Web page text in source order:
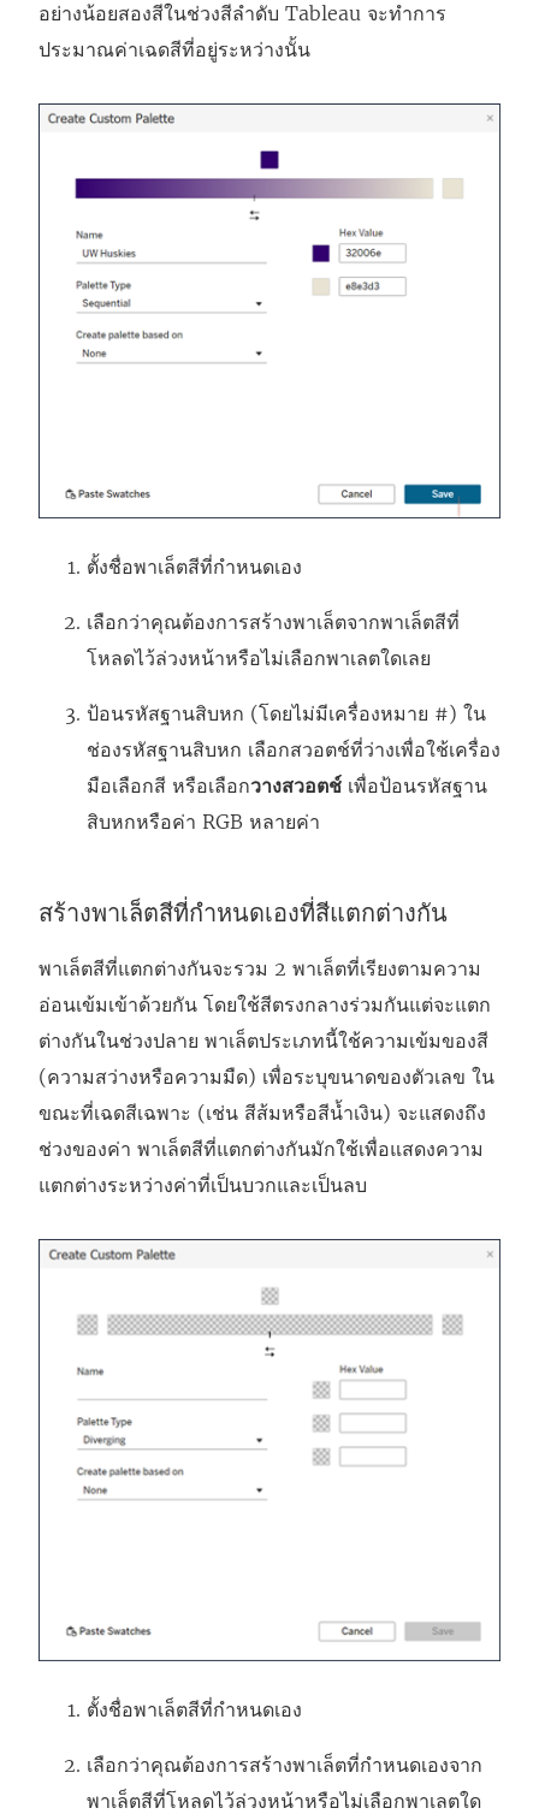
อย่างน้อยสองสีในช่วงสีลำดับ Tableau จะทำการ
ประมาณค่าเฉดสีที่อยู่ระหว่างนั้น
ตั้งชื่อพาเล็ตสีที่กําหนดเอง
เลือกว่าคุณต้องการสร้างพาเล็ตจากพาเล็ตสีที่
โหลดไว้ล่วงหน้าหรือไม่เลือกพาเลตใดเลย
ป้อนรหัสฐานสิบหก (โดยไม่มีเครื่องหมาย #) ใน
ช่องรหัสฐานสิบหก เลือกสวอตช์ที่ว่างเพื่อใช้เครื่อง
มือเลือกสี หรือเลือกวางสวอตช์ เพื่อป้อนรหัสฐาน
สิบหกหรือค่า RGB หลายค่า
สร้างพาเล็ตสีที่กำหนดเองที่สีแตกต่างกัน
พาเล็ตสีที่แตกต่างกันจะรวม 2 พาเล็ตที่เรียงตามความ
อ่อนเข้มเข้าด้วยกัน โดยใช้สีตรงกลางร่วมกันแต่จะแตก
ต่างกันในช่วงปลาย พาเล็ตประเภทนี้ใช้ความเข้มของสี
(ความสว่างหรือความมืด) เพื่อระบุขนาดของตัวเลข ใน
ขณะที่เฉดสีเฉพาะ (เช่น สีส้มหรือสีน้ำเงิน) จะแสดงถึง
ช่วงของค่า พาเล็ตสีที่แตกต่างกันมักใช้เพื่อแสดงความ
แตกต่างระหว่างค่าที่เป็นบวกและเป็นลบ
ตั้งชื่อพาเล็ตสีที่กําหนดเอง
เลือกว่าคุณต้องการสร้างพาเล็ตที่กำหนดเองจาก
พาเล็ตสีที่โหลดไว้ล่วงหน้าหรือไม่เลือกพาเลตใด